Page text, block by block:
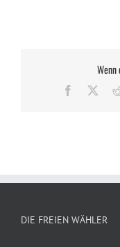
Wenn
Facebook
DIE FREIEN WÄHLER